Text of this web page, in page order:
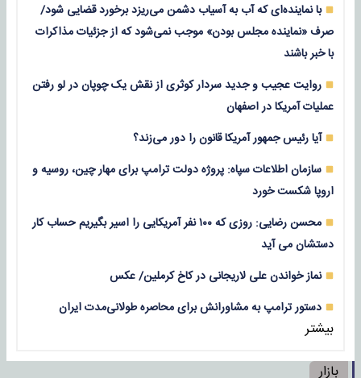
با نماینده‌ای که آب به آسیاب دشمن می‌ریزد برخورد قضایی شود/
صرف «نماینده مجلس بودن» موجب نمی‌شود که از جزئیات مذاکرات
با خبر باشند
روایت عجیب و جدید سردار کوثری از نقش یک چوپان در لو رفتن
عملیات آمریکا در اصفهان
آیا رئیس جمهور آمریکا قانون را دور می‌زند؟
سازمان اطلاعات سپاه: پروژه دولت ترامپ برای مهار چین، روسیه و
اروپا شکست خورد
محسن رضایی: روزی که ۱۰۰ نفر آمریکایی را اسیر بگیریم حساب کار
دستشان می آید
نماز خواندن علی لاریجانی در کاخ کرملین/ عکس
دستور ترامپ به مشاورانش برای محاصره طولانی‌مدت ایران
بیشتر
بازار